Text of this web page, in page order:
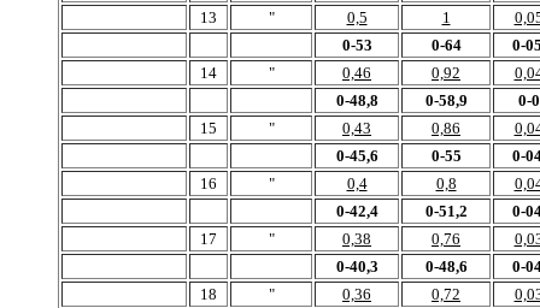
13
" 0,5 1
0-53
0-64
0-
14
" 0,46 0,92
0-48,8
0-58,9
0-
15
" 0,43 0,86
0-45,6
0-55
0-
16
" 0,4 0,8
0-42,4
0-51,2
0-
17
" 0,38 0,76
0-40,3
0-48,6
0-
18
" 0,36 0,72